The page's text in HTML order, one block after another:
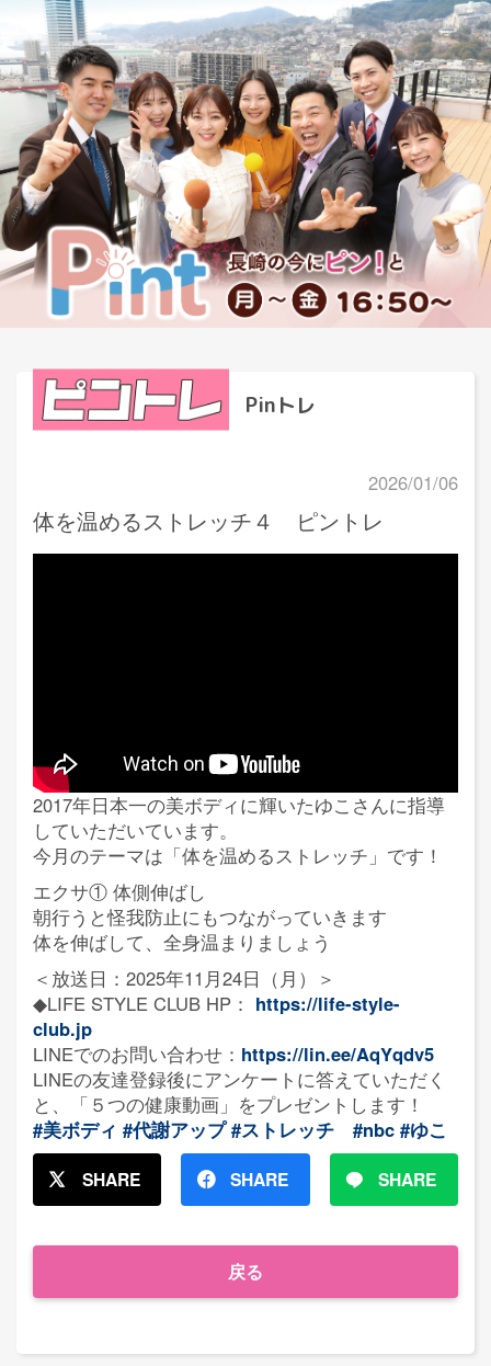
Pinトレ
2026/01/06
体を温めるストレッチ４ ピントレ
2017年日本一の美ボディに輝いたゆこさんに指導
していただいています。
今月のテーマは「体を温めるストレッチ」です！
エクサ① 体側伸ばし
朝行うと怪我防止にもつながっていきます
体を伸ばして、全身温まりましょう
＜放送日：2025年11月24日（月）＞
◆LIFE STYLE CLUB HP： https://life-style-
club.jp
LINEでのお問い合わせ： https://lin.ee/AqYqdv5
LINEの友達登録後にアンケートに答えていただく
と、「５つの健康動画」をプレゼントします！
#美ボディ #代謝アップ #ストレッチ #nbc #ゆこ
SHARE SHARE SHARE
戻る